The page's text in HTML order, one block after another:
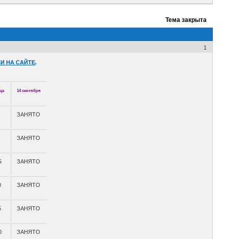
Тема закрыта
1
НА САЙТЕ.
14 сентября
ЗАНЯТО
ЗАНЯТО
ЗАНЯТО
ЗАНЯТО
ЗАНЯТО
ЗАНЯТО